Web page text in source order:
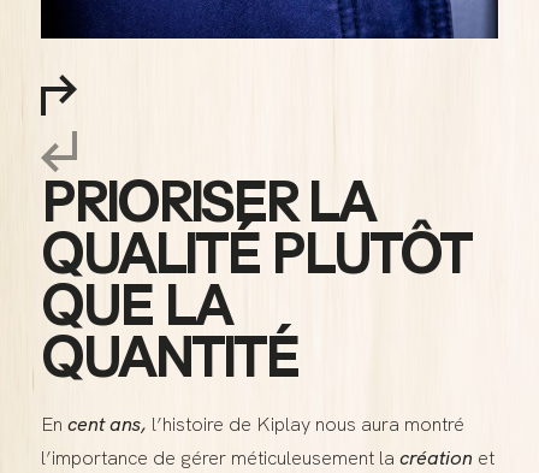
PRIORISER LA
QUALITÉ PLUTÔT
QUE LA
QUANTITÉ
En cent ans, l’histoire de Kiplay nous aura montré
l’importance de gérer méticuleusement la création et